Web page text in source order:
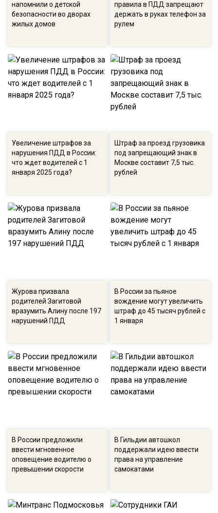
напомнили о детской
безопасности во дворах
жилых домов
правила в ПДД запрещают
держать в руках телефон за
рулем
Увеличение штрафов за
нарушения ПДД в России:
что ждет водителей с 1
января 2025 года?
Штраф за проезд грузовика
под запрещающий знак в
Москве составит 7,5 тыс.
рублей
Журова призвала
родителей Загитовой
вразумить Алину после 197
нарушений ПДД
В России за пьяное
вождение могут увеличить
штраф до 45 тысяч рублей с
1 января
В России предложили
ввести мгновенное
оповещение водителю о
превышении скорости
В Гильдии автошкол
поддержали идею ввести
права на управление
самокатами